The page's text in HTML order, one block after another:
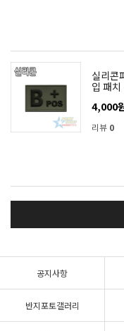
실리
입 패
4,000
리뷰 0
공지사항
반지포토갤러리